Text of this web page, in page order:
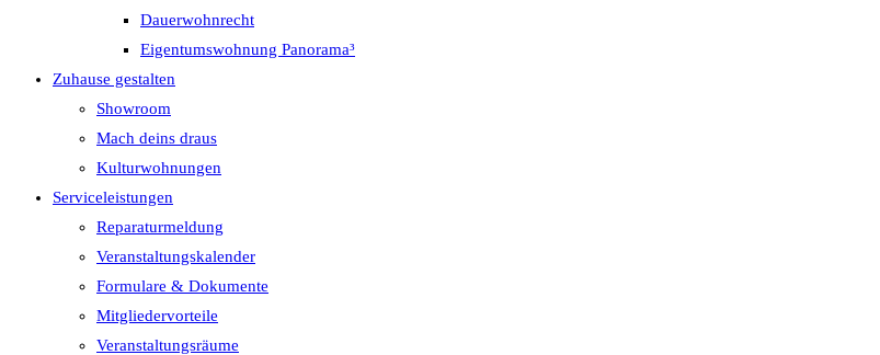
Dauerwohnrecht
Eigentumswohnung Panorama³
Zuhause gestalten
Showroom
Mach deins draus
Kulturwohnungen
Serviceleistungen
Reparaturmeldung
Veranstaltungskalender
Formulare & Dokumente
Mitgliedervorteile
Veranstaltungsräume